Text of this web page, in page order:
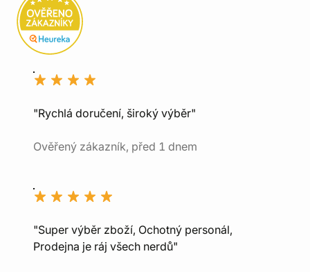
"Rychlá doručení, široký výběr"
Ověřený zákazník, před 1 dnem
"Super výběr zboží, Ochotný personál,
Prodejna je ráj všech nerdů"